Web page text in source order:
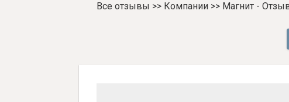
Все отзывы >> Компании>> Магнит -